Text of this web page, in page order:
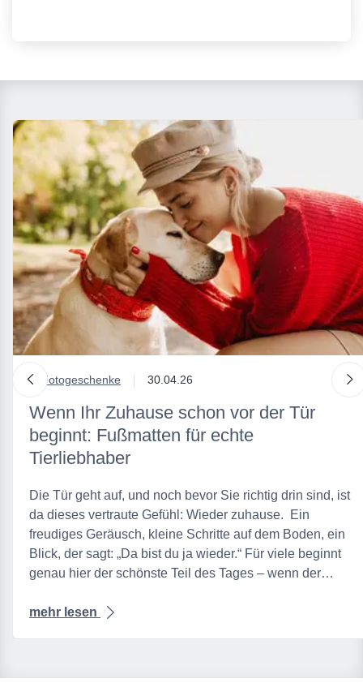
nach links
in Fotogeschenke 30.04.26
Wenn Ihr Zuhause schon vor der Tür
beginnt: Fußmatten für echte
Tierliebhaber
Die Tür geht auf, und noch bevor Sie richtig drin sind, ist
da dieses vertraute Gefühl: Wieder zuhause. Ein
freudiges Geräusch, kleine Schritte auf dem Boden, ein
Blick, der sagt: „Da bist du ja wieder.“ Für viele beginnt
genau hier der schönste Teil des Tages – wenn der…
mehr lesen